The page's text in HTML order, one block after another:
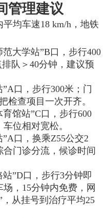
管理建议
均车速18 km/h，地铁
大学站”B口，步行400
队＞40分钟，建议预
口，步行300米；门
检查项目一次开齐。
馆站”C口，步行600
位相对宽松。
口，换乘Z55公交2
门诊分流，候诊时间
”D口，步行3分钟即
，15分钟内免费，网
从挂号到治疗平均25